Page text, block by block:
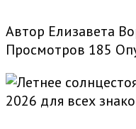
Автор Елизавета
Просмотров 185